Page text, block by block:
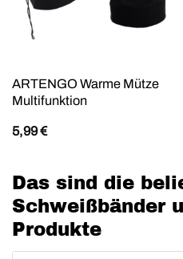
ARTENGO Warme Mütze
Multifunktion
5,99€
Das sind die
Schweißbänder
Produkte